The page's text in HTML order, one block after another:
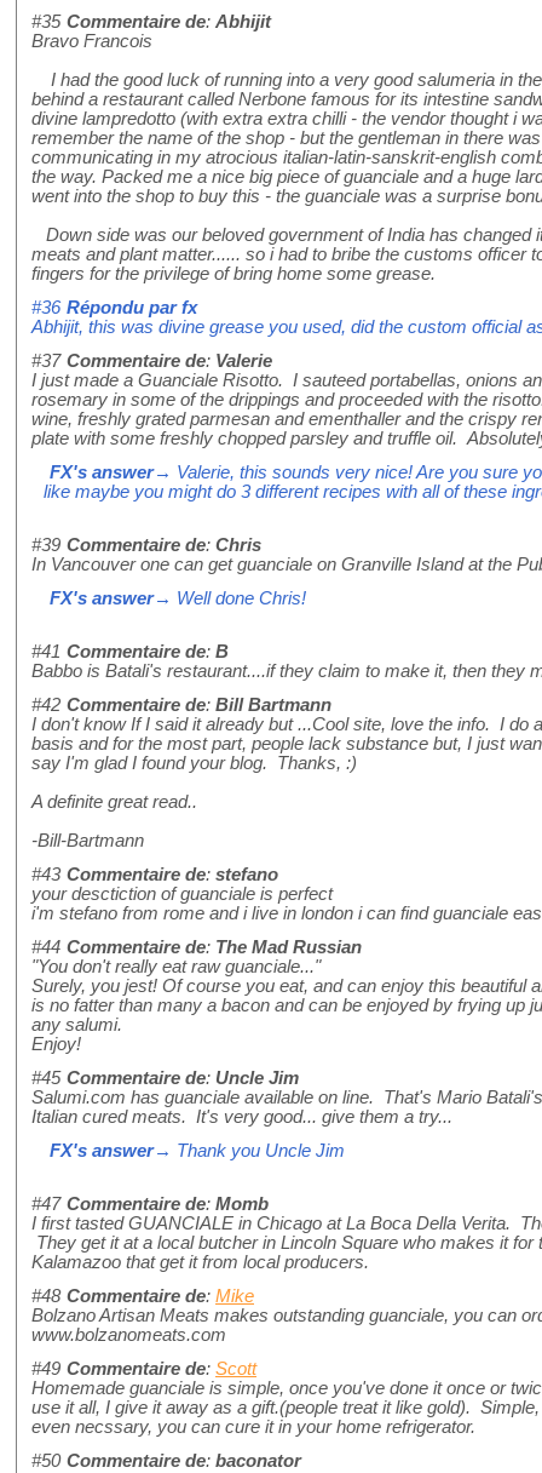
#35 Commentaire de: Abhijit
Bravo Francois
I had the good luck of running into a very good salumeria in
behind a restaurant called Nerbone famous for its intestine
divine lampredotto (with extra extra chilli - the vendor thought i
remember the name of the shop - but the gentleman in there
communicating in my atrocious italian-latin-sanskrit-english
the way. Packed me a nice big piece of guanciale and a huge
went into the shop to buy this - the guanciale was a surprise
Down side was our beloved government of India has changed
meats and plant matter...... so i had to bribe the customs officer
fingers for the privilege of bring home some grease.
#36 Répondu parfx
Abhijit, this was divine grease you used, did the custom official
#37 Commentaire de: Valerie
I just made a Guanciale Risotto. I sauteed portabellas, onions
rosemary in some of the drippings and proceeded with the
wine, freshly grated parmesan and ementhaller and the crispy
plate with some freshly chopped parsley and truffle oil.
FX's answer→ Valerie, this sounds very nice! Are you sure
like maybe you might do 3 different recipes with all of these
#39 Commentaire de: Chris
In Vancouver one can get guanciale on Granville Island at the
FX's answer→ Well done Chris!
#41 Commentaire de: B
Babbo is Batali's restaurant....if they claim to make it, then they
#42 Commentaire de: Bill Bartmann
I don't know If I said it already but ...Cool site, love the info. I do
basis and for the most part, people lack substance but, I just
say I'm glad I found your blog. Thanks, :)
A definite great read..
-Bill-Bartmann
#43 Commentaire de: stefano
your desctiction of guanciale is perfect
i'm stefano from rome and i live in london i can find guanciale
#44 Commentaire de: The Mad Russian
"You don't really eat raw guanciale..."
Surely, you jest! Of course you eat, and can enjoy this beautiful
is no fatter than many a bacon and can be enjoyed by frying up
any salumi.
Enjoy!
#45 Commentaire de: Uncle Jim
Salumi.com has guanciale available on line. That's Mario
Italian cured meats. It's very good... give them a try...
FX's answer→ Thank you Uncle Jim
#47 Commentaire de: Momb
I first tasted GUANCIALE in Chicago at La Boca Della Verita.
They get it at a local butcher in Lincoln Square who makes it
Kalamazoo that get it from local producers.
#48 Commentaire de: Mike
Bolzano Artisan Meats makes outstanding guanciale, you can
www.bolzanomeats.com
#49 Commentaire de: Scott
Homemade guanciale is simple, once you've done it once or
use it all, I give it away as a gift.(people treat it like gold).
even necssary, you can cure it in your home refrigerator.
#50 Commentaire de: baconator